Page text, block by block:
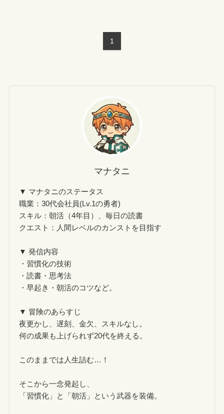
1
マナタニ
▼ マナタニのステータス
職業：30代会社員(Lv.1の勇者)
スキル：朝活（4年目）、毎日の読書
クエスト：人間レベルのカンストを目指す
▼ 発信内容
・習慣化の技術
・読書・思考法
・早起き・朝活のコツなど。
▼ 冒険のあらすじ
夜更かし、遅刻、金欠、スキルなし。
何の成果も上げられず20代を終える。
このままでは人生詰む…！
そこから一念発起し、
「習慣化」と「朝活」という武器を装備。